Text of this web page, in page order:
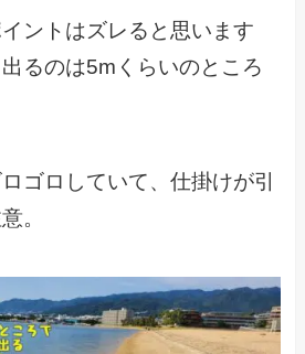
ントはズレると思います
るのは5mくらいのところ
ゴロしていて、仕掛けが引
。